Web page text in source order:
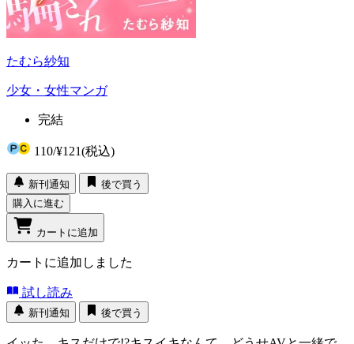
たむら紗知
少女・女性マンガ
完結
110/¥121(税込)
新刊通知
後で買う
購入に進む
カートに追加
カートに追加しました
試し読み
新刊通知 後で買う